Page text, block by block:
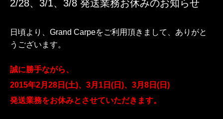
2/28、3/1、3/8 発送業務お休みのお知らせ
日頃より、Grand Carpeをご利用頂きまして、ありがと
うございます。
誠に勝手ながら、
2015年2月28日(土)、3月1日(日)、3月8日(日 )
発送業務をお休みとさせていただきます。